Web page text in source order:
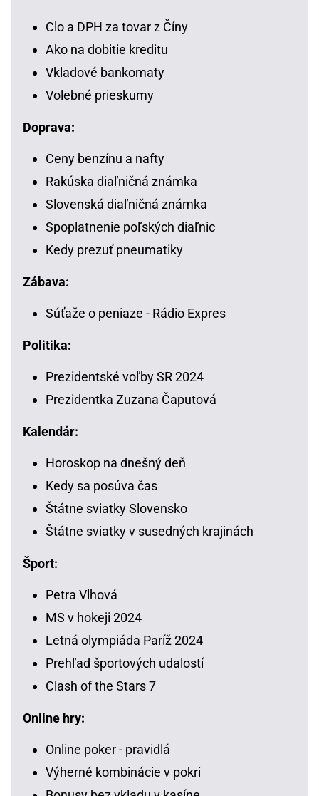
Clo a DPH za tovar z Číny
Ako na dobitie kreditu
Vkladové bankomaty
Volebné prieskumy
Doprava:
Ceny benzínu a nafty
Rakúska diaľničná známka
Slovenská diaľničná známka
Spoplatnenie poľských diaľnic
Kedy prezuť pneumatiky
Zábava:
Súťaže o peniaze - Rádio Expres
Politika:
Prezidentské voľby SR 2024
Prezidentka Zuzana Čaputová
Kalendár:
Horoskop na dnešný deň
Kedy sa posúva čas
Štátne sviatky Slovensko
Štátne sviatky v susedných krajinách
Šport:
Petra Vlhová
MS v hokeji 2024
Letná olympiáda Paríž 2024
Prehľad športových udalostí
Clash of the Stars 7
Online hry:
Online poker - pravidlá
Výherné kombinácie v pokri